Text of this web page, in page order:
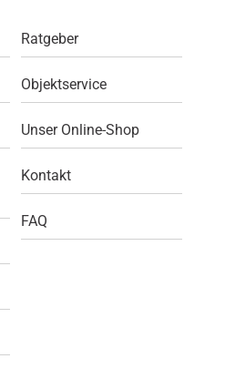
Ratgeber
Objektservice
Unser Online-Shop
Kontakt
FAQ